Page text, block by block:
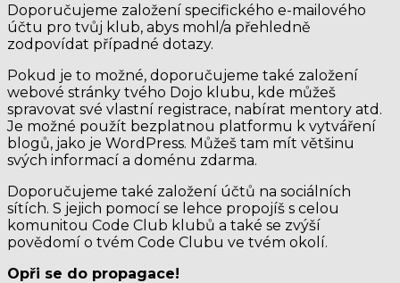
Doporučujeme založení specifického e-mailového
účtu pro tvůj klub, abys mohl/a přehledně
zodpovídat případné dotazy.
Pokud je to možné, doporučujeme také založení
webové stránky tvého Dojo klubu, kde můžeš
spravovat své vlastní registrace, nabírat mentory atd.
Je možné použít bezplatnou platformu k vytváření
blogů, jako je WordPress. Můžeš tam mít většinu
svých informací a doménu zdarma.
Doporučujeme také založení účtů na sociálních
sítích. S jejich pomocí se lehce propojíš s celou
komunitou Code Club klubů a také se zvýší
povědomí o tvém Code Clubu ve tvém okolí.
Opři se do propagace!